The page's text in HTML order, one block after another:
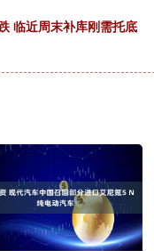
临近周末补库刚需托底